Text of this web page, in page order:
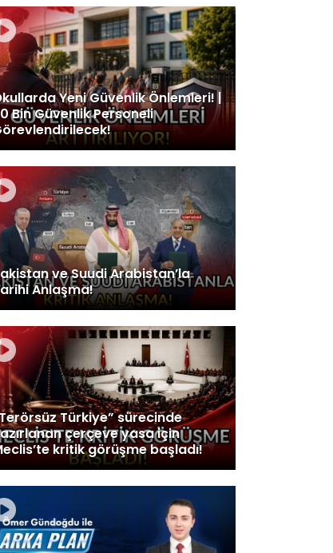
Yeni Güvenlik Önlemleri! |
Bin Güvenlik Personeli
ve Suudi Arabistan’la
Anlaşma!
Türkiye” sürecinde
çerçeve yasa için
kritik görüşme başladı!